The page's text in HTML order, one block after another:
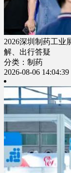
2026深圳制药工
解、出行答疑
分类：制药
2026-08-06 14:04:39